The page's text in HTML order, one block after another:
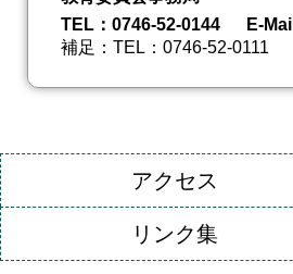
TEL ：0746-52-0144 E-Mail
補足 ：TEL：0746-52-0111
アクセス
リンク集